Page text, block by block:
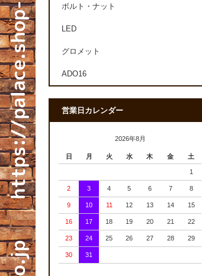
ボルト・ナット
LED
グロメット
ADO16
営業日カレンダー
2026年8月
日 月 火 水 木 金 土
1
2 3 4 5 6 7 8
9 10 11 12 13 14 15
16 17 18 19 20 21 22
23 24 25 26 27 28 29
30 31